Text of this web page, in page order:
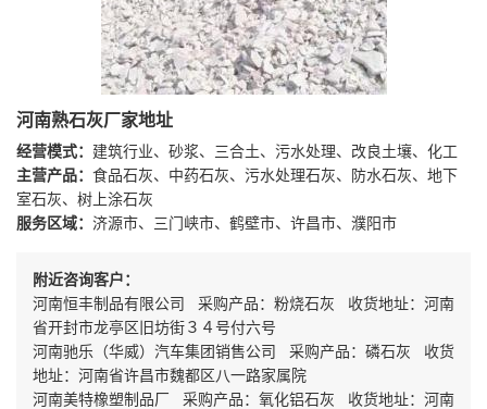
河南熟石灰厂家地址
经营模式： 建筑行业、砂浆、三合土、污水处理、改良土壤、化工
主营产品： 食品石灰、中药石灰、污水处理石灰、防水石灰、地下
室石灰、树上涂石灰
服务区域： 济源市、三门峡市、鹤壁市、许昌市、濮阳市
附近咨询客户：
河南恒丰制品有限公司 采购产品：粉烧石灰 收货地址：河南
省开封市龙亭区旧坊街３４号付六号
河南驰乐（华威）汽车集团销售公司 采购产品：磷石灰 收货
地址：河南省许昌市魏都区八一路家属院
河南美特橡塑制品厂 采购产品：氧化铝石灰 收货地址：河南